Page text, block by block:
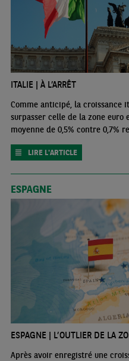
ITALIE | À L’ARRÊT
Comme anticipé, la croissance
surpasser celle de la zone euro
moyenne de 0,5% contre 0,7%
LIRE L'ARTICLE
ESPAGNE
ESPAGNE | L’OUTLIER DE LA
Après avoir enregistré une